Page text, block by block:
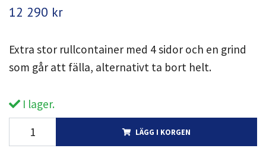
12 290 kr
Extra stor rullcontainer med 4 sidor och en grind
som går att fälla, alternativt ta bort helt.
I lager.
LÄGG I KORGEN